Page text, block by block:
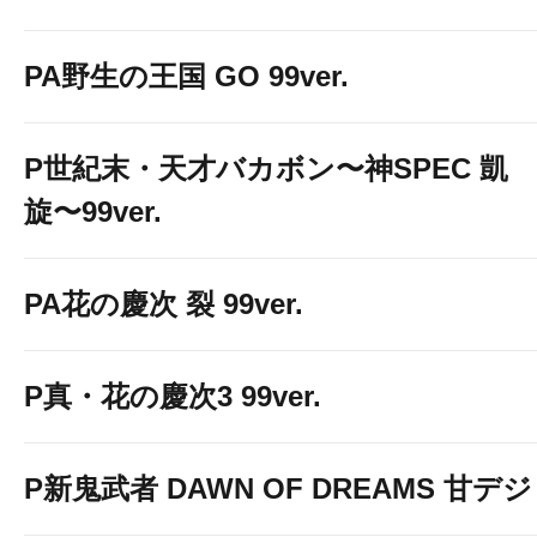
PA野生の王国 GO 99ver.
P世紀末・天才バカボン〜神SPEC 凱
旋〜99ver.
PA花の慶次 裂 99ver.
P真・花の慶次3 99ver.
P新鬼武者 DAWN OF DREAMS 甘デジ